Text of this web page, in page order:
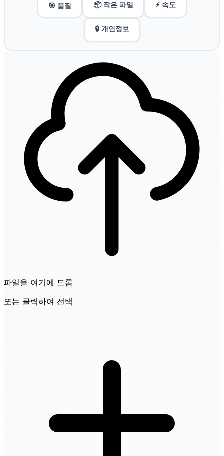
🎯 품질 📦 작은 파일 ⚡ 속도
🔒 개인정보
파일을 여기에 드롭
또는 클릭하여 선택